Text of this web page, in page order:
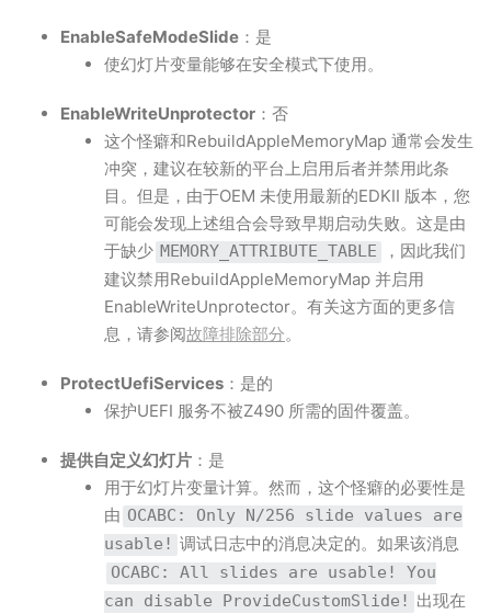
EnableSafeModeSlide ：是
使幻灯片变量能够在安全模式下使用。
EnableWriteUnprotector ：否
这个怪癖和RebuildAppleMemoryMap 通常会发生
冲突，建议在较新的平台上启用后者并禁用此条
目。但是，由于OEM 未使用最新的EDKII 版本，您
可能会发现上述组合会导致早期启动失败。这是由
于缺少 MEMORY_ATTRIBUTE_TABLE
，因此我们
建议禁用RebuildAppleMemoryMap 并启用
EnableWriteUnprotector。有关这方面的更多信
息，请参阅故障排除部分。
ProtectUefiServices ：是的
保护UEFI 服务不被Z490 所需的固件覆盖。
提供自定义幻灯片 ：是
用于幻灯片变量计算。然而，这个怪癖的必要性是
由 OCABC: Only N/256 slide values are
usable! 调试日志中的消息决定的。如果该消息
OCABC: All slides are usable! You
can disable ProvideCustomSlide! 出现在